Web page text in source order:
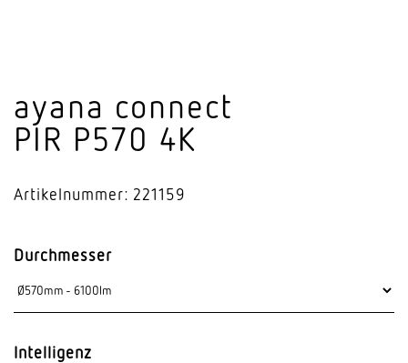
ayana connect
PIR P570 4K
Artikelnummer: 221159
Durchmesser
Intelligenz